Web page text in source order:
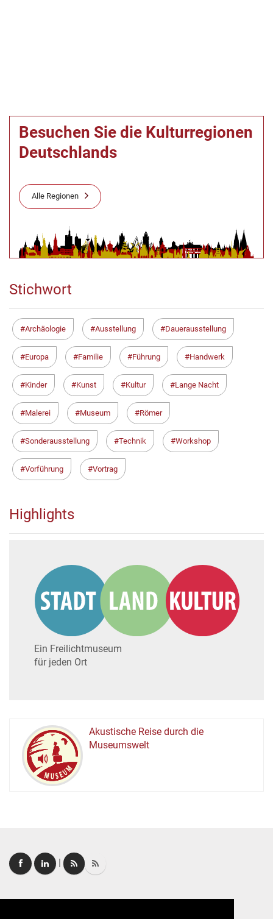
Besuchen Sie die Kulturregionen
Deutschlands
Alle Regionen
Stichwort
Archäologie Ausstellung Dauerausstellung
Europa Familie Führung Handwerk
Kinder Kunst Kultur Lange Nacht
Malerei Museum Römer
Sonderausstellung Technik Workshop
Vorführung Vortrag
Highlights
Ein Freilichtmuseum
für jeden Ort
MUSEUM
Akustische Reise durch die
Museumswelt